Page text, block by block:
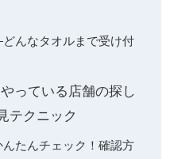
んなタオルまで受け付
っている店舗の探し
テクニック
たんチェック！確認方